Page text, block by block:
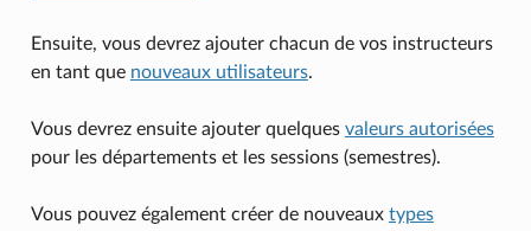
Ensuite, vous devrez ajouter chacun de vos instructeurs
en tant que nouveaux utilisateurs.
Vous devrez ensuite ajouter quelques valeurs autorisées
pour les départements et les sessions (semestres).
Vous pouvez également créer de nouveaux types